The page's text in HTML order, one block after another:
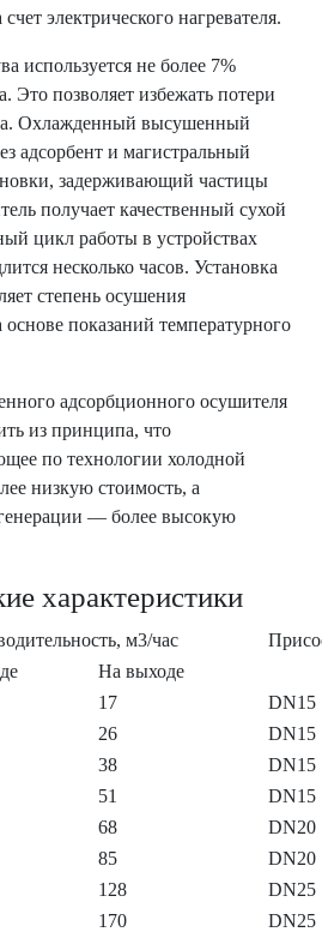
электрического нагревателя.
используется не более 7%
Это позволяет избежать потери
Охлажденный высушенный
адсорбент и магистральный
задерживающий частицы
получает качественный сухой
цикл работы в устройствах
несколько часов. Установка
степень осушения
основе показаний температурного
адсорбционного осушителя
из принципа, что
по технологии холодной
низкую стоимость, а
— более высокую
характеристики
м3/час
На выходе
17
DN15
26
DN15
38
DN15
51
DN15
68
DN20
85
DN20
128
DN25
170
DN25